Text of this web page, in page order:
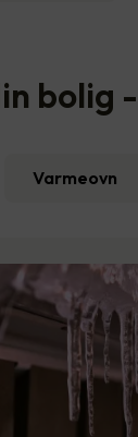
bolig
Varmeovn